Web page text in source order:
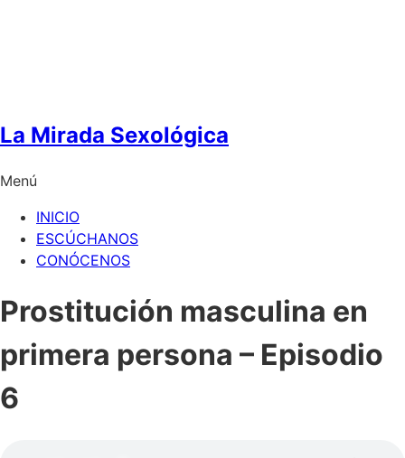
La Mirada Sexológica
Menú
INICIO
ESCÚCHANOS
CONÓCENOS
Prostitución masculina en
primera persona – Episodio
6